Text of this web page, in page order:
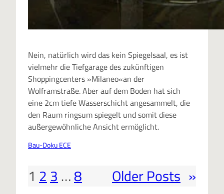
Nein, natürlich wird das kein Spiegelsaal, es ist
vielmehr die Tiefgarage des zukünftigen
Shoppingcenters »Milaneo«an der
Wolframstraße. Aber auf dem Boden hat sich
eine 2cm tiefe Wasserschicht angesammelt, die
den Raum ringsum spiegelt und somit diese
außergewöhnliche Ansicht ermöglicht.
Bau-Doku ECE
1 2 3 …8 Older Posts »